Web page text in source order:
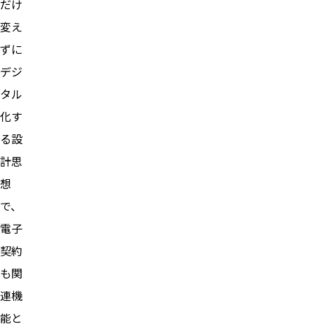
だけ
変え
ずに
デジ
タル
化す
る設
計思
想
で、
電子
契約
も関
連機
能と